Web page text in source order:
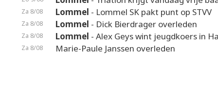
Za 8/08 Lommel - Lommel SK pakt punt op STVV
Za 8/08 Lommel - Dick Bierdrager overleden
Za 8/08 Lommel - Alex Geys wint jeugdkoers in
Za 8/08 Marie-Paule Janssen overleden